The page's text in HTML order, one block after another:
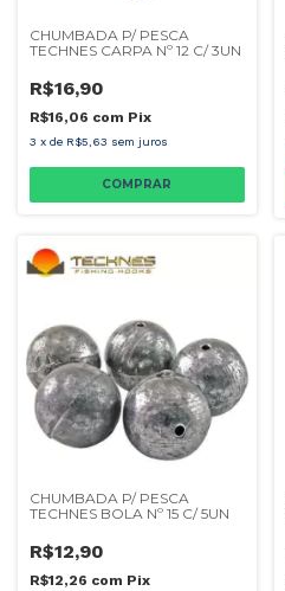
CHUMBADA P/ PESCA
TECHNES CARPA Nº 12 C/ 3UN
R$16,90
R$16,06 com Pix
3 x de R$5,63 sem juros
CHUMBADA P/ PESCA
TECHNES BOLA Nº 15 C/ 5UN
R$12,90
R$12,26 com Pix